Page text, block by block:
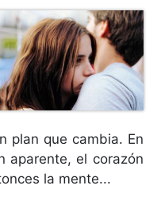
plan que cambia. En
aparente, el corazón
la mente...